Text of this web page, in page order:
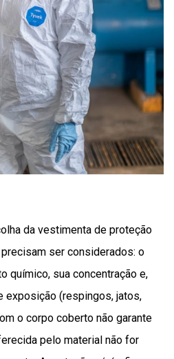
da vestimenta de proteção
ser considerados: o
químico, sua concentração e,
exposição (respingos, jatos,
o corpo coberto não garante
pelo material não for